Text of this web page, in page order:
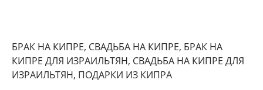
БРАК НА КИПРЕ, СВАДЬБА НА КИПРЕ, БРАК НА
КИПРЕ ДЛЯ ИЗРАИЛЬТЯН, СВАДЬБА НА КИПРЕ ДЛЯ
ИЗРАИЛЬТЯН, ПОДАРКИ ИЗ КИПРА